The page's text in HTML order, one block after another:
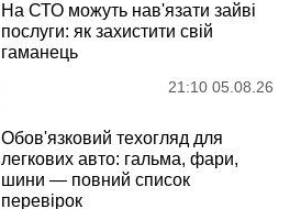
На СТО можуть нав'язати зайві
послуги: як захистити свій
гаманець
21:10 05.08.26
Обов'язковий техогляд для
легкових авто: гальма, фари,
шини — повний список
перевірок